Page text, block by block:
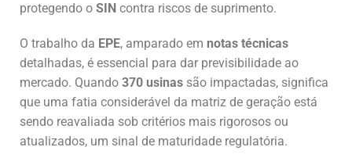
protegendo o SIN contra riscos de suprimento.
O trabalho da EPE, amparado em notas técnicas
detalhadas, é essencial para dar previsibilidade ao
mercado. Quando 370 usinas são impactadas, significa
que uma fatia considerável da matriz de geração está
sendo reavaliada sob critérios mais rigorosos ou
atualizados, um sinal de maturidade regulatória.